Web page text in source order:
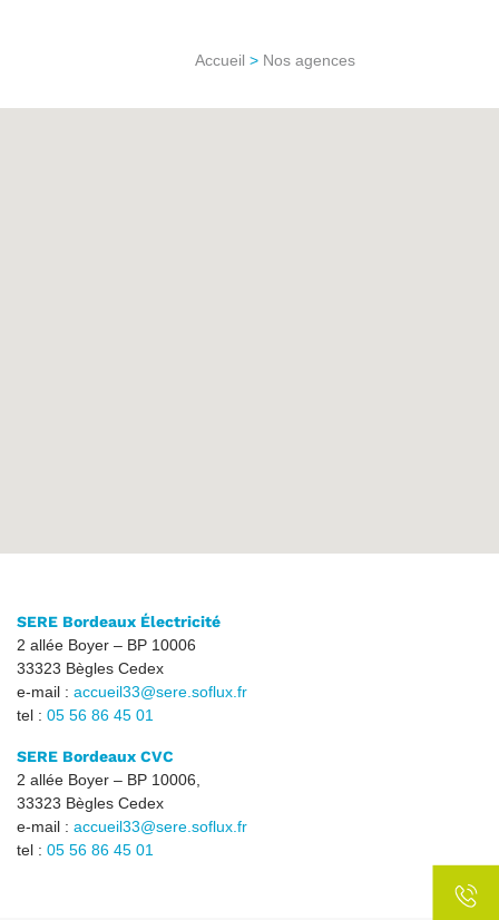
Accueil > Nos agences
SERE Bordeaux Électricité
2 allée Boyer – BP 10006
33323 Bègles Cedex
e-mail : accueil33@sere.soflux.fr
tel : 05 56 86 45 01
SERE Bordeaux CVC
2 allée Boyer – BP 10006,
33323 Bègles Cedex
e-mail : accueil33@sere.soflux.fr
tel : 05 56 86 45 01